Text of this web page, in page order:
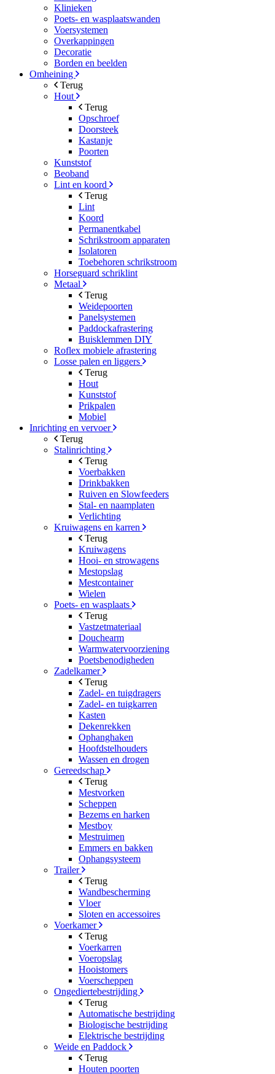
Klinieken
Poets- en wasplaatswanden
Voersystemen
Overkappingen
Decoratie
Borden en beelden
Omheining
Terug
Hout
Terug
Opschroef
Doorsteek
Kastanje
Poorten
Kunststof
Beoband
Lint en koord
Terug
Lint
Koord
Permanentkabel
Schrikstroom apparaten
Isolatoren
Toebehoren schrikstroom
Horseguard schriklint
Metaal
Terug
Weidepoorten
Panelsystemen
Paddockafrastering
Buisklemmen DIY
Roflex mobiele afrastering
Losse palen en liggers
Terug
Hout
Kunststof
Prikpalen
Mobiel
Inrichting en vervoer
Terug
Stalinrichting
Terug
Voerbakken
Drinkbakken
Ruiven en Slowfeeders
Stal- en naamplaten
Verlichting
Kruiwagens en karren
Terug
Kruiwagens
Hooi- en strowagens
Mestopslag
Mestcontainer
Wielen
Poets- en wasplaats
Terug
Vastzetmateriaal
Douchearm
Warmwatervoorziening
Poetsbenodigheden
Zadelkamer
Terug
Zadel- en tuigdragers
Zadel- en tuigkarren
Kasten
Dekenrekken
Ophanghaken
Hoofdstelhouders
Wassen en drogen
Gereedschap
Terug
Mestvorken
Scheppen
Bezems en harken
Mestboy
Mestruimen
Emmers en bakken
Ophangsysteem
Trailer
Terug
Wandbescherming
Vloer
Sloten en accessoires
Voerkamer
Terug
Voerkarren
Voeropslag
Hooistomers
Voerscheppen
Ongediertebestrijding
Terug
Automatische bestrijding
Biologische bestrijding
Elektrische bestrijding
Weide en Paddock
Terug
Houten poorten